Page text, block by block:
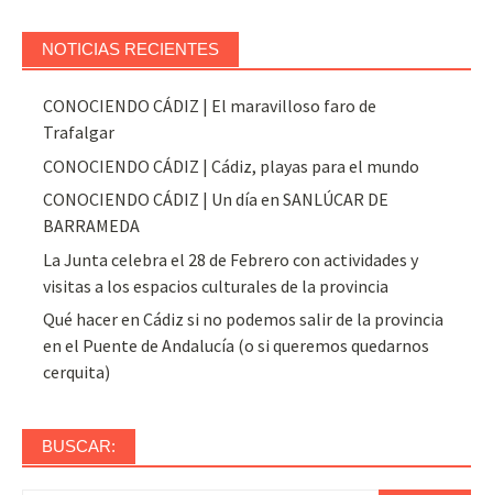
NOTICIAS RECIENTES
CONOCIENDO CÁDIZ | El maravilloso faro de
Trafalgar
CONOCIENDO CÁDIZ | Cádiz, playas para el mundo
CONOCIENDO CÁDIZ | Un día en SANLÚCAR DE
BARRAMEDA
La Junta celebra el 28 de Febrero con actividades y
visitas a los espacios culturales de la provincia
Qué hacer en Cádiz si no podemos salir de la provincia
en el Puente de Andalucía (o si queremos quedarnos
cerquita)
BUSCAR: